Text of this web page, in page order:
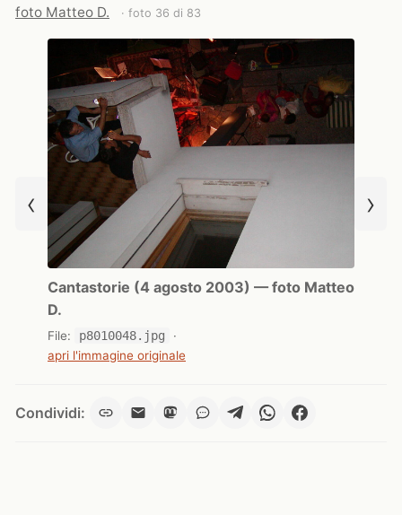
foto Matteo D.
· foto 36 di 83
‹
Cantastorie (4 agosto 2003) — foto Matteo
D.
File: p8010048.jpg
·
apri l'immagine originale
›
Condividi: